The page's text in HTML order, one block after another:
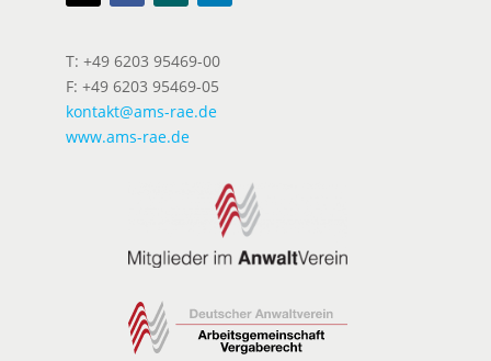
T: +49 6203 95469-00
F: +49 6203 95469-05
kontakt@ams-rae.de
www.ams-rae.de